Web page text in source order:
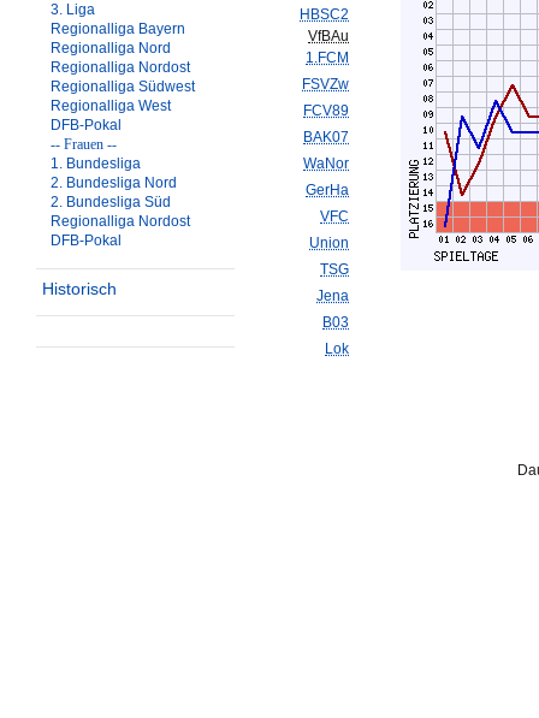
3. Liga
Regionalliga Bayern
Regionalliga Nord
Regionalliga Nordost
Regionalliga Südwest
Regionalliga West
DFB-Pokal
-- Frauen --
1. Bundesliga
2. Bundesliga Nord
2. Bundesliga Süd
Regionalliga Nordost
DFB-Pokal
Historisch
HBSC2
VfBAu
1.FCM
FSVZw
FCV89
BAK07
WaNor
GerHa
VFC
Union
TSG
Jena
B03
Lok